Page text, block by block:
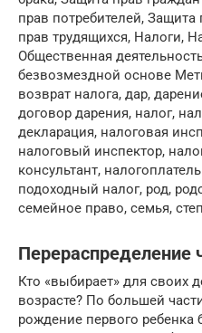
прав потребителей,
прав трудящихся, Налоги,
Общественная
безвозмездной основе
возврат налога, дар,
договор дарения, налог,
декларация, налоговая
налоговый инспектор,
консультант,
подоходный налог, род,
семейное право, семья,
Перераспределение
Кто «выбирает» для своих
возрасте? По большей
рождение первого